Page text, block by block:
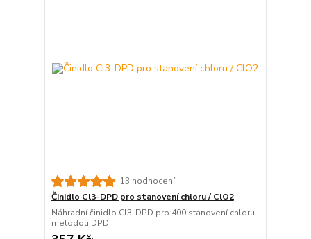
13 hodnocení
Činidlo Cl3-DPD pro stanovení chloru / ClO2
Náhradní činidlo Cl3-DPD pro 400 stanovení chloru
metodou DPD.